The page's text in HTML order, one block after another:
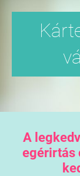
A
egérirtás